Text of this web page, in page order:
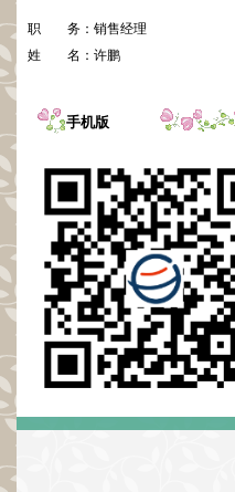
职 务： 销售经理
姓 名： 许鹏
手机版